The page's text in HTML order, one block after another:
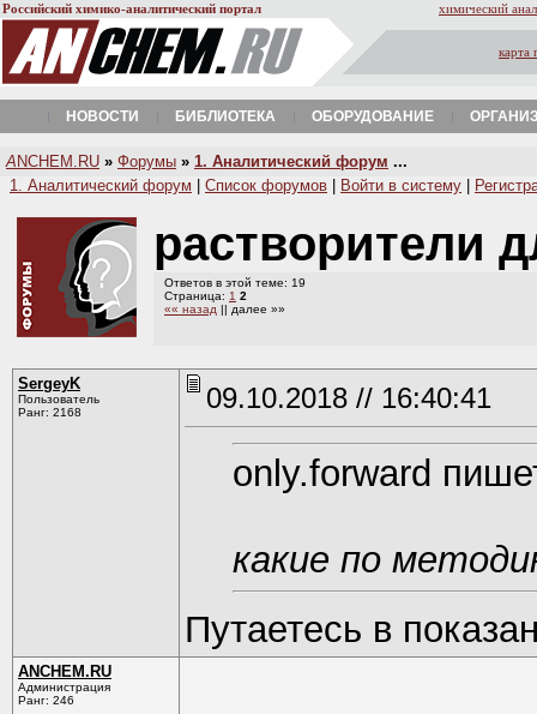
Российский химико-аналитический портал химический
карта
НОВОСТИ БИБЛИОТЕКА ОБОРУДОВАНИЕ
A NCHEM.RU » Форумы » 1. Аналитический форум ...
1. Аналитический форум
Список форумов Войти в систему
растворители
Ответов в этой теме: 19
Страница: 1 2
«« назад || далее »»
SergeyK
Пользователь
Ранг: 2168
09.10.2018 // 16:40:41
only.forward
какие по
Путаетесь в
ANCHEM.RU
Администрация
Ранг: 246